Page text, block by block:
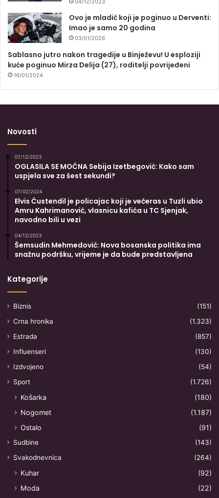
04/12/2023
Ovo je mladić koji je poginuo u Derventi:
Imao je samo 20 godina
03/01/2026
Sablasno jutro nakon tragedije u Binježevu! U esploziji
kuće poginuo Mirza Delija (27), roditelji povrijeđeni
16/01/2024
Novosti
07/12/2023
OGLASILA SE MOĆNA Sebija Izetbegović: Kako sam
uspjela sve za šest sekundi?
07/02/2024
Elvis Ćustendil je policajac koji je večeras u Tuzli ubio
Amru Kahrimanović, vlasnicu kafića u TC Sjenjak,
navodno bili u vezi
04/12/2023
Šemsudin Mehmedović: Nova bosanska politika ima
snažnu podršku, vrijeme je da bude predstavljena
Kategorije
Biznis
(151)
Crna hronika
(1.323)
Estrada
(857)
Influenseri
(130)
Izdvojeno
(54)
Sport
(1.726)
Košarka
(180)
Nogomet
(1.187)
Ostalo
(91)
Sudbine
(143)
Svakodnevnica
(264)
Kuhar
(92)
Moda
(22)